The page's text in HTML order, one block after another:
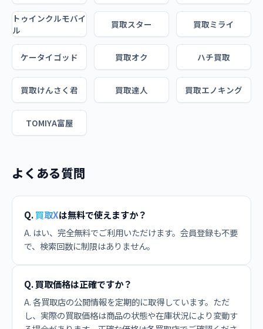
トゥインクルモバイ
ル
買取スター 買取ミライ
ケータイゴッド 買取オク ハチ買取
買取けんさく君 買取達人 買取エノキング
TOMIYA富屋
よくある質問
Q.買取Xは無料で使えますか？
A. はい、完全無料でご利用いただけます。会員登録も不要
で、検索回数に制限はありません。
Q. 買取価格は正確ですか？
A. 各買取店の公開情報を定期的に取得しています。ただ
し、実際の買取価格は商品の状態や在庫状況により変動す